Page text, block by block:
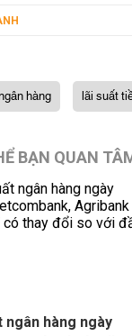
hàng lãi suất
BẠN QUAN
ngân hàng ngày